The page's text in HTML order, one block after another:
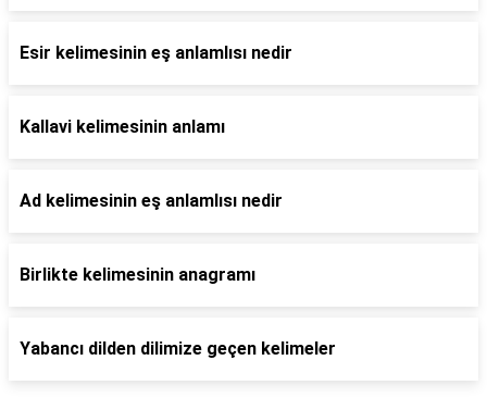
Esir kelimesinin eş anlamlısı nedir
Kallavi kelimesinin anlamı
Ad kelimesinin eş anlamlısı nedir
Birlikte kelimesinin anagramı
Yabancı dilden dilimize geçen kelimeler